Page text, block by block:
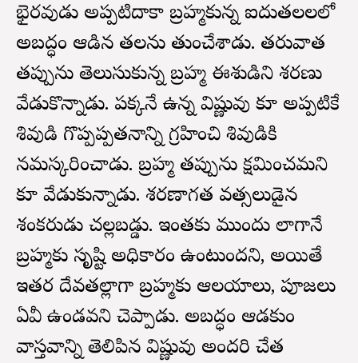
భైరవుడు అప్పటిదాకా బ్రహ్మకున్న ఐదుతలలలో
అబద్ధం ఆడిన తలను తుంచేశాడు. తరువాత
తప్పును తెలుసుకున్న బ్రహ్మ ఈశుడిని శరణు
వేడుకొన్నాడు. పక్కనే ఉన్న విష్ణువు కూడా అప్పటికే
శివుడి గొప్పప్పతనాన్ని గ్రహించి శివుడికి
నమస్కరించాడు. బ్రహ్మ తప్పును క్షమించమని
కూడా వేడుకున్నాడు. శరణాగత వత్సలుడైన
శంకరుడు చల్లబడ్డాడు. ఇంతకు ముందు లాగానే
బ్రహ్మకు సృష్టి అధికారం ఉంటుందని, అయితే
ఇతర దేవతల్లాగా బ్రహ్మకు ఆలయాలు, పూజలు
ఏవీ ఉండవని చెప్పాడు. అబద్ధం ఆడకుండా
వాస్తవాన్ని తెలిపిన విష్ణువు అందరి చేత